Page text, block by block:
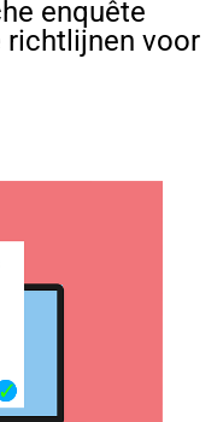
Council
een zogenaamde
gepubliceerd
nieuwe klinische
enquête werd op 21
om te reageren is